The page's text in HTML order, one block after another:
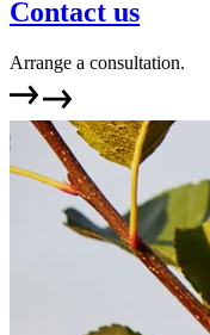
Contact us
Arrange a consultation.